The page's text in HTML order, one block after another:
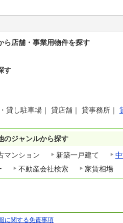
ら店舗・事業用物件を探す
す
貸し駐車場 ｜ 貸店舗 ｜ 貸事務所 ｜
のジャンルから探す
マンション 新築一戸建て
不動産会社検索 家賃相場
に関する免責事項